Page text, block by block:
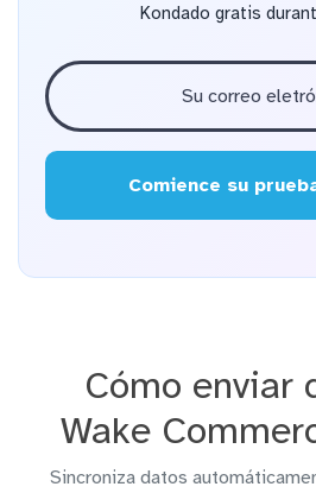
Kondado gratis
Comience su
Cómo enviar
Wake
Sincroniza datos